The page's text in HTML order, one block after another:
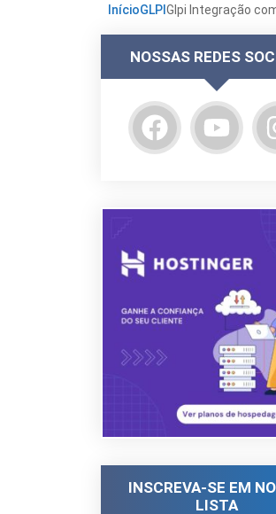
InícioGLPI Glpi Integração
NOSSAS REDES
INSCREVA-SE EM
LISTA